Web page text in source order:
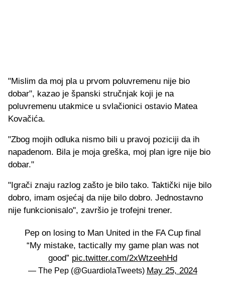
"Mislim da moj pla u prvom poluvremenu nije bio
dobar", kazao je španski stručnjak koji je na
poluvremenu utakmice u svlačionici ostavio Matea
Kovačića.
"Zbog mojih odluka nismo bili u pravoj poziciji da ih
napadenom. Bila je moja greška, moj plan igre nije bio
dobar."
"Igrači znaju razlog zašto je bilo tako. Taktički nije bilo
dobro, imam osjećaj da nije bilo dobro. Jednostavno
nije funkcionisalo", završio je trofejni trener.
Pep on losing to Man United in the FA Cup final
“My mistake, tactically my game plan was not
good” pic.twitter.com/2xWtzeehHd
— The Pep (@GuardiolaTweets) May 25, 2024